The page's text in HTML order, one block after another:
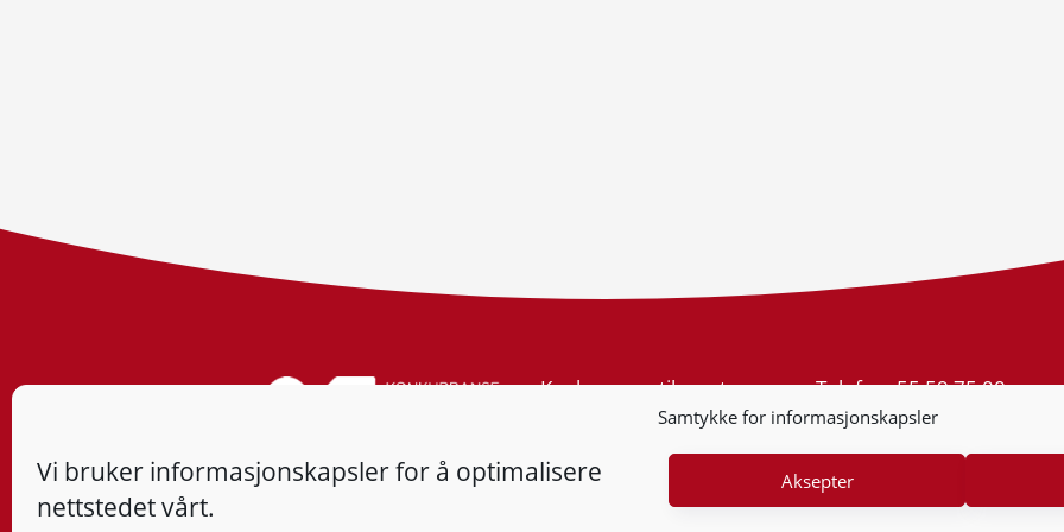
Samtykke for informasjonskapsler
Vi bruker informasjonskapsler for å optimalisere
nettstedet vårt.
Aksepter
Konkurransetilsynet
Postboks 439 Sentrum
Org.nr: 974 761 246
Telefon:55 59 75 00
E-post:post@kt.no
Nyhetsvarsel >>